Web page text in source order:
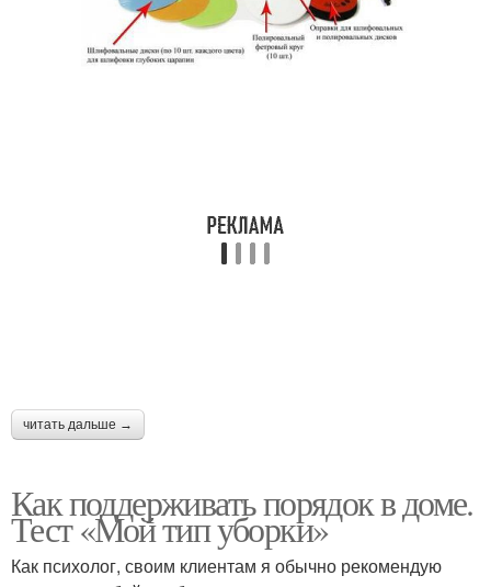
читать дальше →
Как поддерживать порядок в доме.
Тест «Мой тип уборки»
Как психолог, своим клиентам я обычно рекомендую